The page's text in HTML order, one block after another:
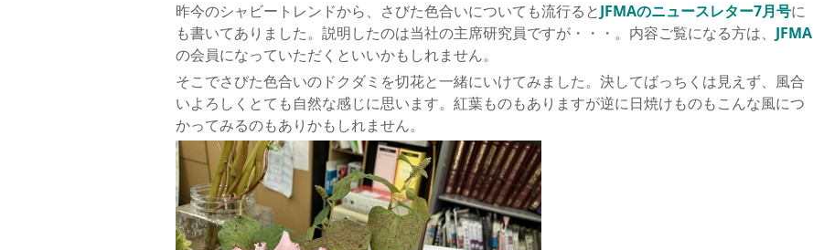
昨今のシャビートレンドから、さびた色合いについても流行るとJFMAのニュースレター7月号に
も書いてありました。説明したのは当社の主席研究員ですが・・・。内容ご覧になる方は、 JFMA
の会員になっていただくといいかもしれません。
そこでさびた色合いのドクダミを切花と一緒にいけてみました。決してばっちくは見えず、風合
いよろしくとても自然な感じに思います。紅葉ものもありますが逆に日焼けものもこんな風につ
かってみるのもありかもしれません。